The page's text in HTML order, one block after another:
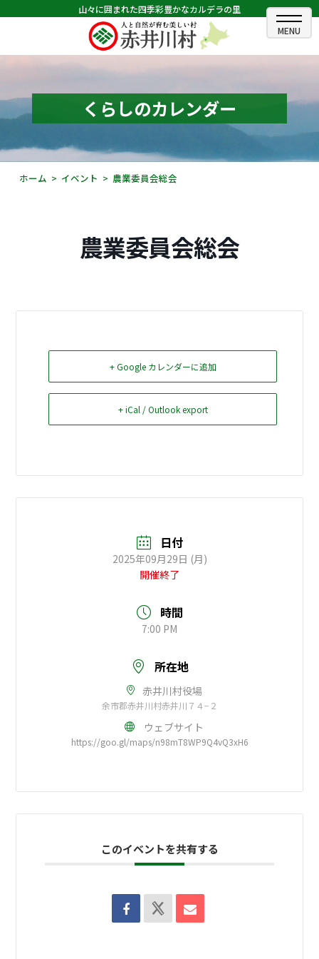
山々に囲まれた四季彩豊かなカルデラの里
ホーム
むらのできごと
むらのプロフィール
くらしの情報
観光・イベント情報
Select Language▼
くらしのカレンダー
ホーム イベント 農業委員会総会
農業委員会総会
+ Google カレンダーに追加
+ iCal / Outlook export
日付
2025年09月29日 (月)
開催終了
時間
7:00 PM
所在地
赤井川村役場
余市郡赤井川村赤井川７４−２
ウェブサイト
https://goo.gl/maps/n98mT8WP9Q4vQ3xH6
このイベントを共有する